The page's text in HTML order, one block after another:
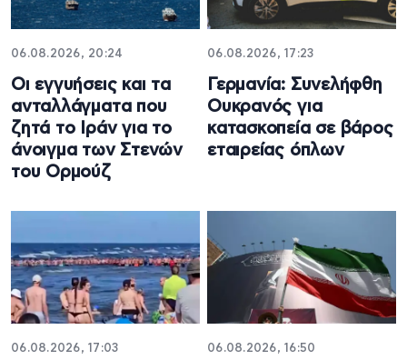
06.08.2026, 20:24
Οι εγγυήσεις και τα
ανταλλάγματα που
ζητά το Ιράν για το
άνοιγμα των Στενών
του Ορμούζ
06.08.2026, 17:23
Γερμανία: Συνελήφθη
Ουκρανός για
κατασκοπεία σε βάρος
εταιρείας όπλων
06.08.2026, 17:03 06.08.2026, 16:50